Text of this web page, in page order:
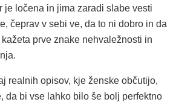
je ločena in jima zaradi slabe vesti
čeprav v sebi ve, da to ni dobro in da
prve znake nehvaležnosti in
realnih opisov, kje ženske občutijo,
da bi vse lahko bilo še bolj perfektno